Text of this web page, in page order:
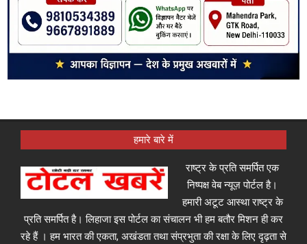
हमारे बारे में
राष्ट्र के प्रति समर्पित एक
निष्पक्ष वेब न्यूज़ पोर्टल है।
हमारी अटूट आस्था राष्ट्र के
प्रति समर्पित है। लिहाजा इस पोर्टल का संचालन भी हम बतौर मिशन ही कर
रहे हैं । हम भारत की एकता, अखंडता तथा संप्रभुता की रक्षा के लिए दृढ़ता से